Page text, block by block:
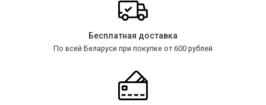
Бесплатная доставка
По всей Беларуси при покупке от 600 рублей